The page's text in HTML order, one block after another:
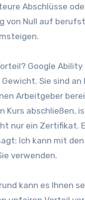
Abschlüsse
von Null auf
Google Ability
Sie sind
Arbeitgeber
Kurs abschließen,
nur ein Zertifikat.
Ich kann mit
verwenden.
kann es Ihnen